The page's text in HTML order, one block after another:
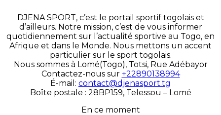
DJENA SPORT, c’est le portail sportif togolais et
d’ailleurs. Notre mission, c’est de vous informer
quotidiennement sur l’actualité sportive au Togo, en
Afrique et dans le Monde. Nous mettons un accent
particulier sur le sport togolais.
Nous sommes à Lomé(Togo), Totsi, Rue Adébayor
Contactez-nous sur +22890138994
É-mail: contact@djenasport.tg
Boîte postale : 28BP159, Telessou – Lomé
En ce moment